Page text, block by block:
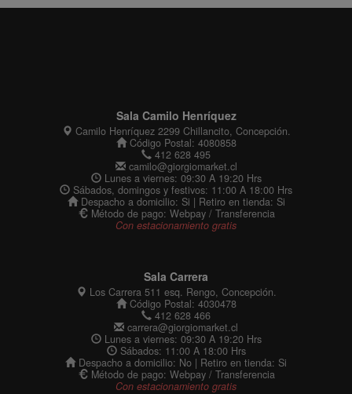
Sala Camilo Henríquez
Camilo Henríquez 2299 Chillancito, Concepción.
Código Postal: 4080858
412 628 495
camilo@giorgiomarket.cl
Lunes a viernes: 09:30 A 19:20 Hrs
Sábados, domingos y festivos: 11:00 A 18:00 Hrs
Despacho a domicilio: Si | Retiro en tienda: Si
Método de pago: Webpay / Transferencia
Con estacionamiento gratis
Sala Carrera
Los Carrera 511 esq. Rengo, Concepción.
Código Postal: 4030478
412 628 466
carrera@giorgiomarket.cl
Lunes a viernes: 09:30 A 19:20 Hrs
Sábados: 11:00 A 18:00 Hrs
Despacho a domicilio: No | Retiro en tienda: Si
Método de pago: Webpay / Transferencia
Con estacionamiento gratis